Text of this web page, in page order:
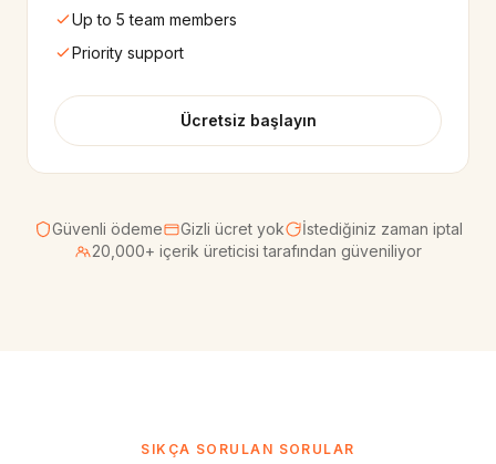
Up to 5 team members
Priority support
Ücretsiz başlayın
Güvenli ödeme Gizli ücret yok
İstediğiniz zaman iptal
20,000+ içerik üreticisi tarafından güveniliyor
SIKÇA SORULAN SORULAR